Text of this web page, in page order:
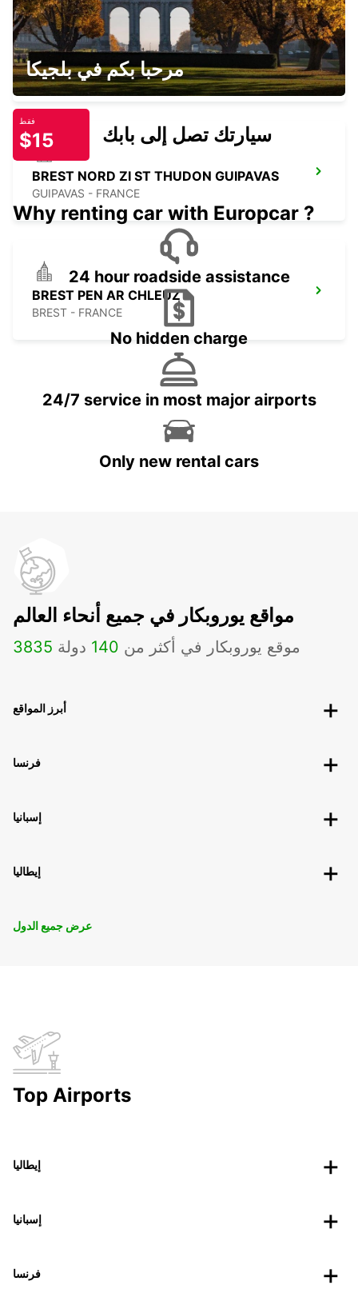
BREST AIRPORT
BREST - FRANCE
BREST NORD ZI ST THUDON GUIPAVAS
GUIPAVAS - FRANCE
BREST PEN AR CHLEUZ
BREST - FRANCE
مرحبا بكم في بلجيكا
فقط
$15 سيارتك تصل إلى بابك
Why renting car with Europcar ?
24 hour roadside assistance
No hidden charge
24/7 service in most major airports
Only new rental cars
مواقع يوروبكار في جميع أنحاء العالم
3835 موقع يوروبكار في أكثر من 140 دولة
أبرز المواقع
فرنسا
إسبانيا
إيطاليا
عرض جميع الدول
Top Airports
إيطاليا
إسبانيا
فرنسا